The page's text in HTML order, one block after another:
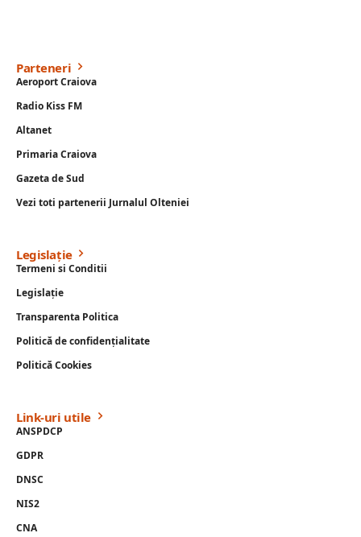
Parteneri
Aeroport Craiova
Radio Kiss FM
Altanet
Primaria Craiova
Gazeta de Sud
Vezi toti partenerii Jurnalul Olteniei
Legislație
Termeni si Conditii
Legislație
Transparenta Politica
Politică de confidențialitate
Politică Cookies
Link-uri utile
ANSPDCP
GDPR
DNSC
NIS2
CNA